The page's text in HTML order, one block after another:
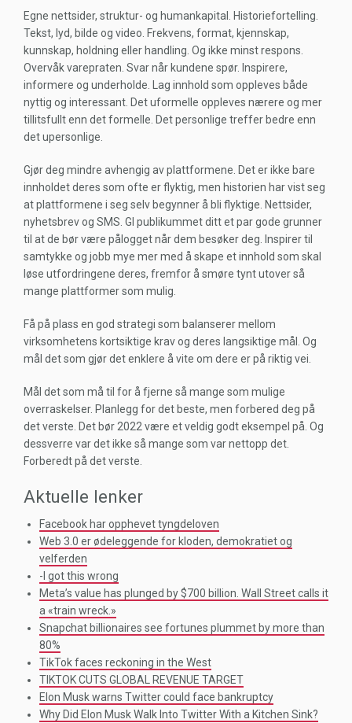
Egne nettsider, struktur- og humankapital. Historiefortelling.
Tekst, lyd, bilde og video. Frekvens, format, kjennskap,
kunnskap, holdning eller handling. Og ikke minst respons.
Overvåk varepraten. Svar når kundene spør. Inspirere,
informere og underholde. Lag innhold som oppleves både
nyttig og interessant. Det uformelle oppleves nærere og mer
tillitsfullt enn det formelle. Det personlige treffer bedre enn
det upersonlige.
Gjør deg mindre avhengig av plattformene. Det er ikke bare
innholdet deres som ofte er flyktig, men historien har vist seg
at plattformene i seg selv begynner å bli flyktige. Nettsider,
nyhetsbrev og SMS. GI publikummet ditt et par gode grunner
til at de bør være pålogget når dem besøker deg. Inspirer til
samtykke og jobb mye mer med å skape et innhold som skal
løse utfordringene deres, fremfor å smøre tynt utover så
mange plattformer som mulig.
Få på plass en god strategi som balanserer mellom
virksomhetens kortsiktige krav og deres langsiktige mål. Og
mål det som gjør det enklere å vite om dere er på riktig vei.
Mål det som må til for å fjerne så mange som mulige
overraskelser. Planlegg for det beste, men forbered deg på
det verste. Det bør 2022 være et veldig godt eksempel på. Og
dessverre var det ikke så mange som var nettopp det.
Forberedt på det verste.
Aktuelle lenker
Facebook har opphevet tyngdeloven
Web 3.0 er ødeleggende for kloden, demokratiet og
velferden
-I got this wrong
Meta’s value has plunged by $700 billion. Wall Street calls it
a «train wreck.»
Snapchat billionaires see fortunes plummet by more than
80%
TikTok faces reckoning in the West
TIKTOK CUTS GLOBAL REVENUE TARGET
Elon Musk warns Twitter could face bankruptcy
Why Did Elon Musk Walk Into Twitter With a Kitchen Sink?